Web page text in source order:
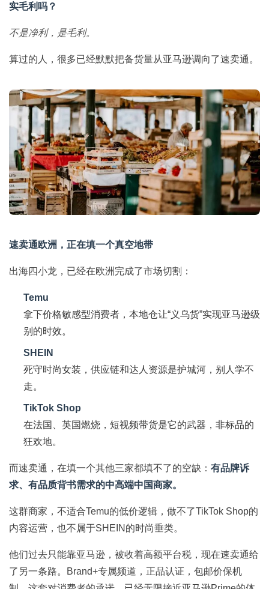
实毛利吗？
不是净利，是毛利。
算过的人，很多已经默默把备货量从亚马逊调向了速卖通。
速卖通欧洲，正在填一个真空地带
出海四小龙，已经在欧洲完成了市场切割：
Temu
拿下价格敏感型消费者，本地仓让“义乌货”实现亚马逊级
别的时效。
SHEIN
死守时尚女装，供应链和达人资源是护城河，别人学不
走。
TikTok Shop
在法国、英国燃烧，短视频带货是它的武器，非标品的
狂欢地。
而速卖通，在填一个其他三家都填不了的空缺： 有品牌诉
求、有品质背书需求的中高端中国商家。
这群商家，不适合Temu的低价逻辑，做不了TikTok Shop的
内容运营，也不属于SHEIN的时尚垂类。
他们过去只能靠亚马逊，被收着高额平台税，现在速卖通给
了另一条路。Brand+专属频道，正品认证，包邮价保机